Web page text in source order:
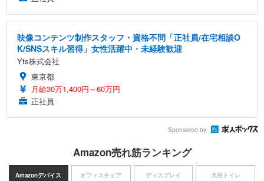
映像コンテンツ制作スタッフ・資格不問「正社員/在宅相談O
K/SNSスキル習得」女性活躍中・未経験歓迎
Yts株式会社
東京都
月給30万1,400円～60万円
正社員
Sponsored by
Amazon売れ筋ランキング
Amazonデバイス オフィスチェア ディスプレイ 犬用トイレ